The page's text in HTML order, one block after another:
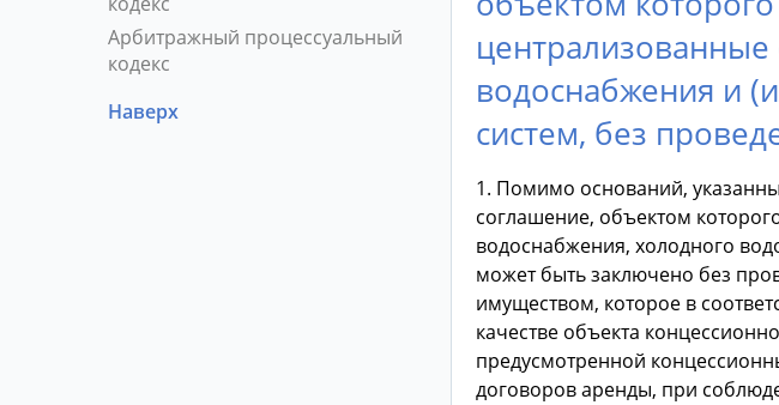
Арбитражный процессуальный
кодекс
Наверх
водоснабжения и
систем, без
1. Помимо оснований,
соглашение, объектом
водоснабжения, холодного
может быть заключено без
имуществом, которое в
качестве объекта
предусмотренной
договоров аренды, при